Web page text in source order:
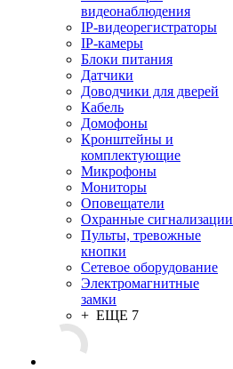
видеонаблюдения
IP-видеорегистраторы
IP-камеры
Блоки питания
Датчики
Доводчики для дверей
Кабель
Домофоны
Кронштейны и
комплектующие
Микрофоны
Мониторы
Оповещатели
Охранные сигнализации
Пульты, тревожные
кнопки
Сетевое оборудование
Электромагнитные
замки
+ ЕЩЕ 7